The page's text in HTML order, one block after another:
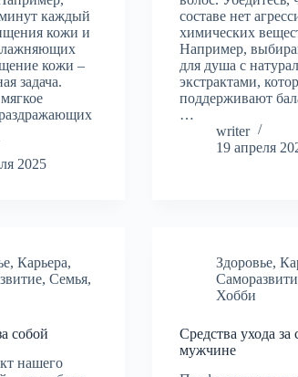
каждый
кожи и
кожи –
задача.
раздражающих
2025
составе нет
химических
Например,
для душа с
экстрактами,
поддерживают
…
writer
19 апреля
,Карьера,
,Семья,
собой
нашего
Здоровье,
Хобби
Средства ухода за
мужчине